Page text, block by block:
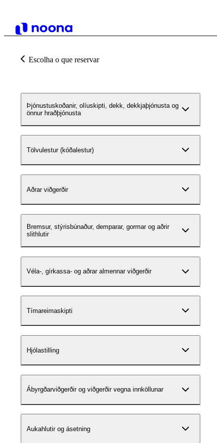
Escolha o que reservar
Þjónustuskoðanir, olíuskipti, dekk, dekkjaþjónusta og
önnur hraðþjónusta
Tölvulestur (kóðalestur)
Aðrar viðgerðir
Bremsur, stýrisbúnaður, demparar, gormar og aðrir
slithlutir
Véla-, gírkassa- og aðrar almennar viðgerðir
Tímareimaskipti
Hjólastilling
Ábyrgðarviðgerðir og viðgerðir vegna innköllunar
Aukahlutir og ásetning